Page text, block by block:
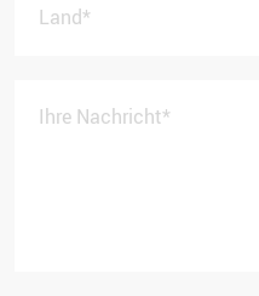
Land*
Ihre Nachricht*